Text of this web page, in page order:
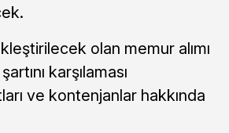
olan memur alımı
karşılaması
ve kontenjanlar hakkında